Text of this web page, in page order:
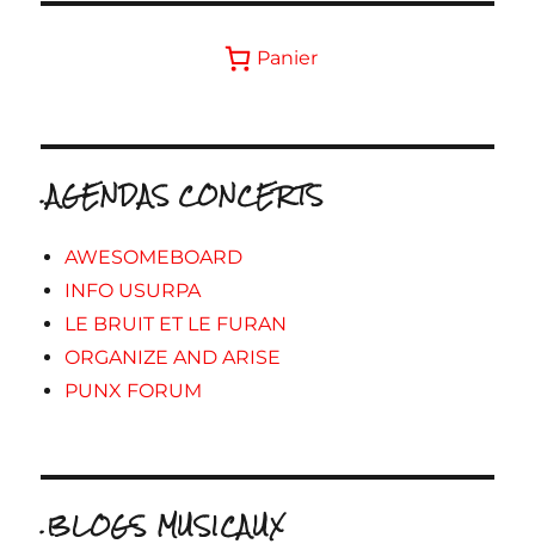
Panier
.AGENDAS CONCERTS
AWESOMEBOARD
INFO USURPA
LE BRUIT ET LE FURAN
ORGANIZE AND ARISE
PUNX FORUM
.BLOGS MUSICAUX